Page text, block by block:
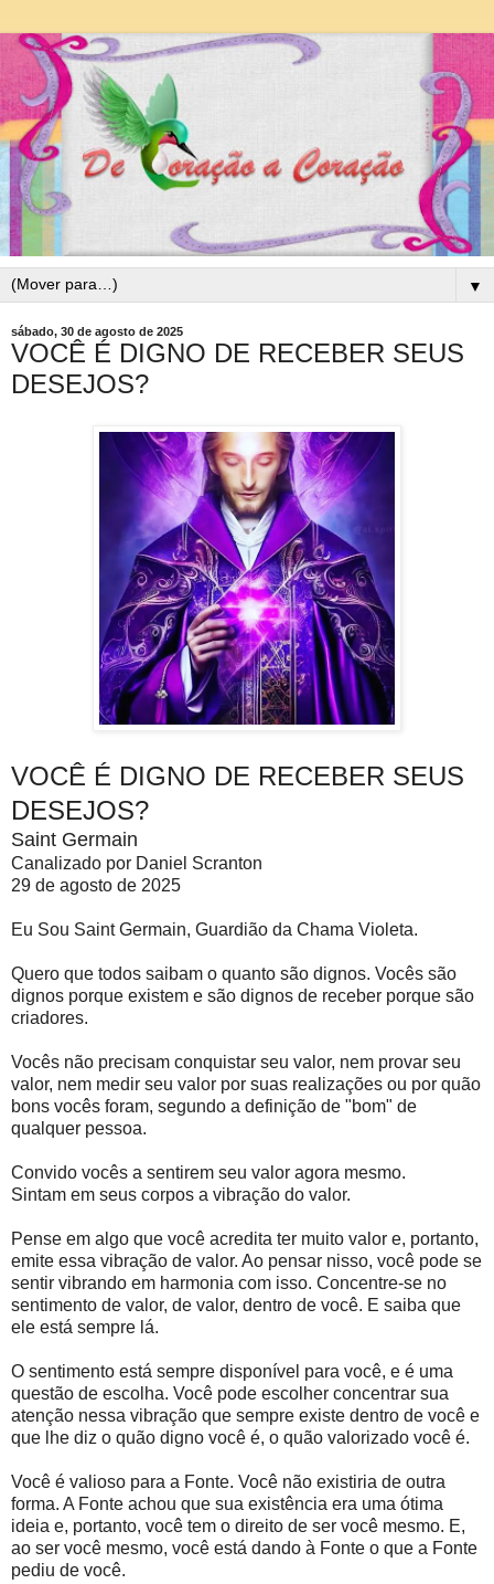
▼
sábado, 30 de agosto de 2025
VOCÊ É DIGNO DE RECEBER SEUS
DESEJOS?
VOCÊ É DIGNO DE RECEBER SEUS
DESEJOS?
Saint Germain
Canalizado por Daniel Scranton
29 de agosto de 2025
Eu Sou Saint Germain, Guardião da Chama Violeta.
Quero que todos saibam o quanto são dignos. Vocês são
dignos porque existem e são dignos de receber porque são
criadores.
Vocês não precisam conquistar seu valor, nem provar seu
valor, nem medir seu valor por suas realizações ou por quão
bons vocês foram, segundo a definição de "bom" de
qualquer pessoa.
Convido vocês a sentirem seu valor agora mesmo.
Sintam em seus corpos a vibração do valor.
Pense em algo que você acredita ter muito valor e, portanto,
emite essa vibração de valor. Ao pensar nisso, você pode se
sentir vibrando em harmonia com isso. Concentre-se no
sentimento de valor, de valor, dentro de você. E saiba que
ele está sempre lá.
O sentimento está sempre disponível para você, e é uma
questão de escolha. Você pode escolher concentrar sua
atenção nessa vibração que sempre existe dentro de você e
que lhe diz o quão digno você é, o quão valorizado você é.
Você é valioso para a Fonte. Você não existiria de outra
forma. A Fonte achou que sua existência era uma ótima
ideia e, portanto, você tem o direito de ser você mesmo. E,
ao ser você mesmo, você está dando à Fonte o que a Fonte
pediu de você.